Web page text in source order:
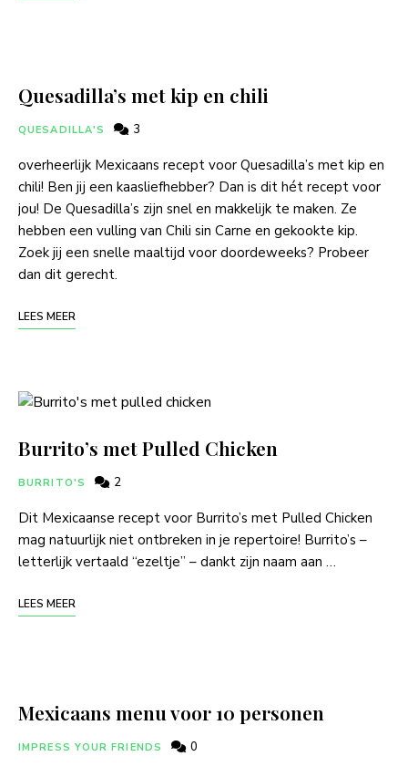
Quesadilla’s met kip en chili
QUESADILLA'S 3
overheerlijk Mexicaans recept voor Quesadilla’s met kip en
chili! Ben jij een kaasliefhebber? Dan is dit hét recept voor
jou! De Quesadilla’s zijn snel en makkelijk te maken. Ze
hebben een vulling van Chili sin Carne en gekookte kip.
Zoek jij een snelle maaltijd voor doordeweeks? Probeer
dan dit gerecht.
LEES MEER
Burrito’s met Pulled Chicken
BURRITO'S 2
Dit Mexicaanse recept voor Burrito’s met Pulled Chicken
mag natuurlijk niet ontbreken in je repertoire! Burrito’s –
letterlijk vertaald “ezeltje” – dankt zijn naam aan …
LEES MEER
Mexicaans menu voor 10 personen
IMPRESS YOUR FRIENDS 0